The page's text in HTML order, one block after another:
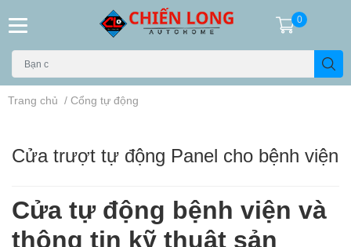
0
Trang chủ / Cổng tự động
Cửa trượt tự động Panel cho bệnh viện
Cửa tự động bệnh viện và
thông tin kỹ thuật sản